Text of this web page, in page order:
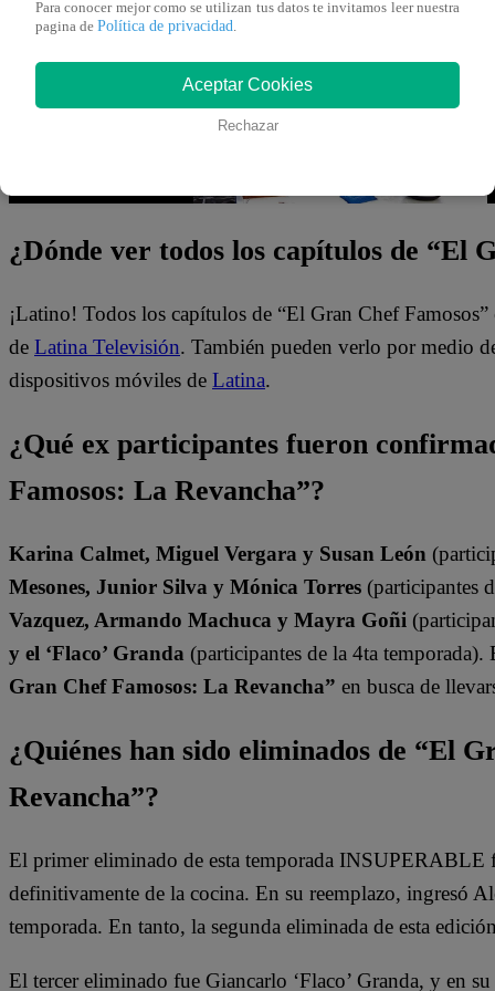
¿Dónde ver todos los capítulos de “El
¡Latino! Todos los capítulos de “El Gran Chef
de Latina Televisión. También pueden verlo por medio
dispositivos móviles de Latina.
¿Qué ex participantes fueron
Famosos: La Revancha”?
Karina Calmet, Miguel Vergara y Susan León
Mesones, Junior Silva y Mónica Torres (participantes
Vazquez, Armando Machuca y Mayra Goñi
y el ‘Flaco’ Granda (participantes de la 4ta temporada).
Gran Chef Famosos: La Revancha” en busca de
¿Quiénes han sido eliminados de “El
Revancha”?
El primer eliminado de esta temporada INSUPERABLE
definitivamente de la cocina. En su reemplazo, ingresó
temporada. En tanto, la segunda eliminada de esta
El tercer eliminado fue Giancarlo ‘Flaco’ Granda, y en
Para conocer mejor como se utilizan tus datos te invitamos leer nuestra
pagina de Política de privacidad
Aceptar Cookies
Rechazar